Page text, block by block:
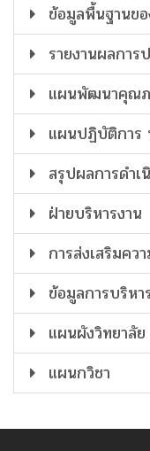
ข้อมูลพื้นฐานข
รายงานผลการ
แผนพัฒนาคุณภ
แผนปฏิบัติการ
สรุปผลการดำ
ฝ่ายบริหารงาน
การส่งเสริมคว
ข้อมูลการบริหา
แผนผังวิทยาลัย
แผนกวิชา